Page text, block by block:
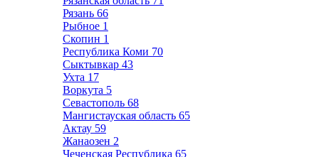
Рязань 66
Рыбное 1
Скопин 1
Республика Коми 70
Сыктывкар 43
Ухта 17
Воркута 5
Севастополь 68
Мангистауская область 65
Актау 59
Жанаозен 2
Чеченская Республика 65